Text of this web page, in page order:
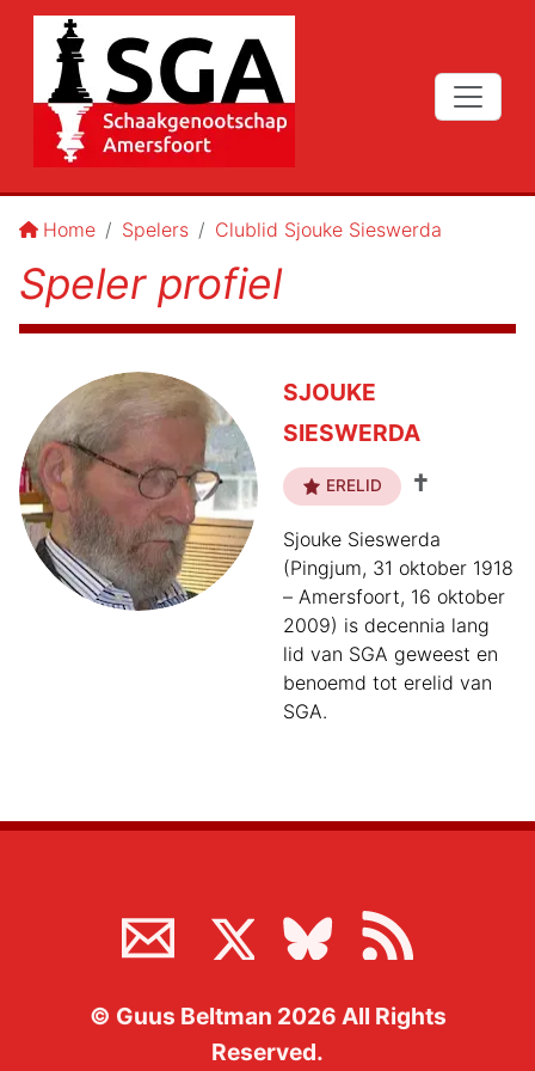
Home Spelers Clublid Sjouke Sieswerda
Speler profiel
SJOUKE
SIESWERDA
ERELID ✝
Sjouke Sieswerda
(Pingjum, 31 oktober 1918
– Amersfoort, 16 oktober
2009) is decennia lang
lid van SGA geweest en
benoemd tot erelid van
SGA.
© Guus Beltman 2026 All Rights
Reserved.